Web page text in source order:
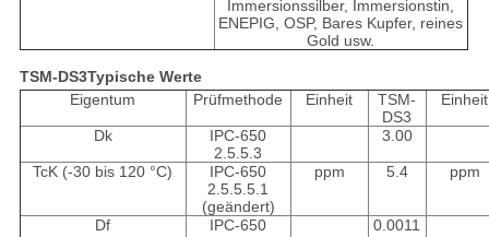
Immersionssilber, Immersionstin,
ENEPIG, OSP, Bares Kupfer, reines
Gold usw.
TSM-DS3Typische Werte
Eigentum
Prüfmethode Einheit
TSM-
DS3
Einheit
Dk
IPC-650
2.5.5.3
3.00
TcK (-30 bis 120 °C)
IPC-650
2.5.5.5.1
(geändert)
ppm 5.4 ppm
Df
IPC-650
0.0011